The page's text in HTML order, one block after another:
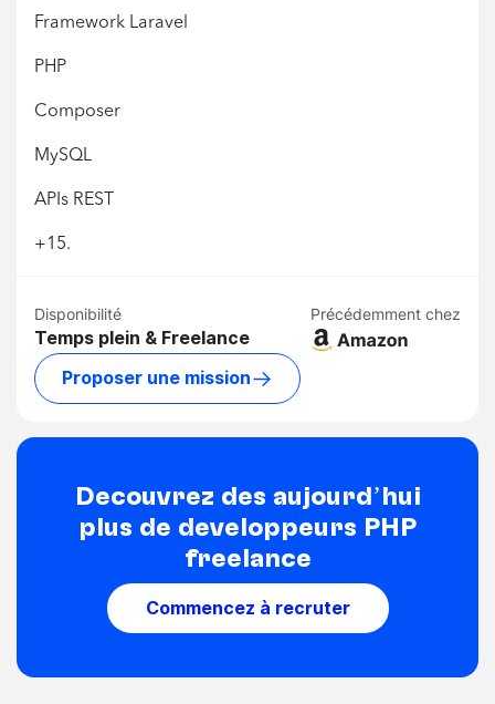
Framework Laravel
PHP
Composer
MySQL
APIs REST
+15.
Disponibilité
Temps plein & Freelance
Précédemment chez
Proposer une mission
Découvrez dès aujourd’hui
plus de développeurs PHP
freelance
Commencez à recruter